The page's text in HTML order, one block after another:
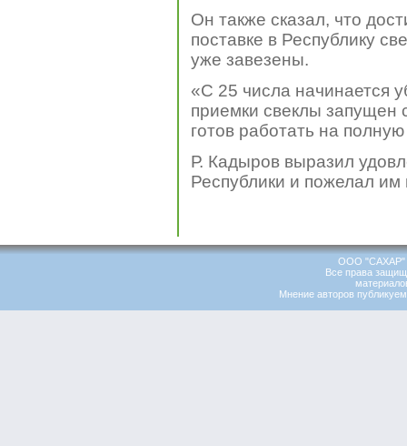
Он также сказал, что
поставке в Республику
уже завезены.
«С 25 числа начинается
приемки свеклы запущен
готов работать на
Р. Кадыров выразил
Республики и пожелал им
ООО "САХАР"
Все права
Мнение авторов